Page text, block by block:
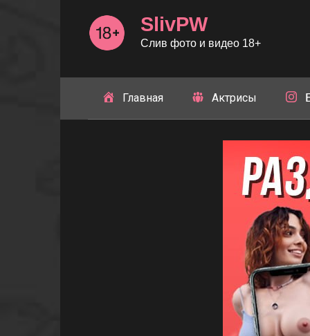
SlivPW
Слив фото и видео 18+
Главная Актрисы